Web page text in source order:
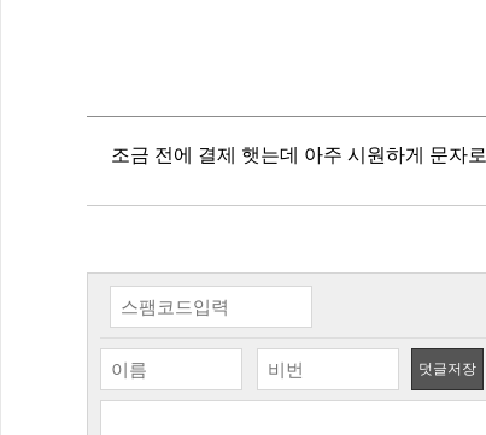
조금 전에 결제 햇는데 아주 시원하게 문자
덧글저장